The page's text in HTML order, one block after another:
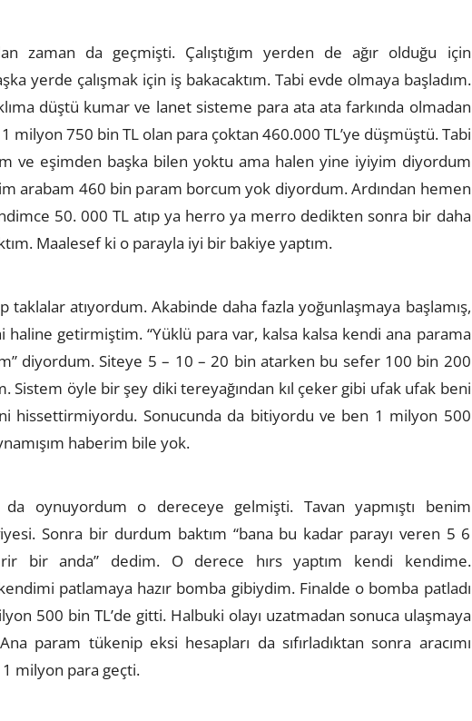
zaman da geçmişti. Çalıştığım yerden de ağır olduğu için
yerde çalışmak için iş bakacaktım. Tabi evde olmaya başladım.
düştü kumar ve lanet sisteme para ata ata farkında olmadan
milyon 750 bin TL olan para çoktan 460.000 TL’ye düşmüştü. Tabi
ve eşimden başka bilen yoktu ama halen yine iyiyim diyordum
arabam 460 bin param borcum yok diyordum. Ardından hemen
50. 000 TL atıp ya herro ya merro dedikten sonra bir daha
Maalesef ki o parayla iyi bir bakiye yaptım.
taklalar atıyordum. Akabinde daha fazla yoğunlaşmaya başlamış,
haline getirmiştim. “Yüklü para var, kalsa kalsa kendi ana parama
diyordum. Siteye 5 – 10 – 20 bin atarken bu sefer 100 bin 200
Sistem öyle bir şey diki tereyağından kıl çeker gibi ufak ufak beni
hissettirmiyordu. Sonucunda da bitiyordu ve ben 1 milyon 500
haberim bile yok.
da oynuyordum o dereceye gelmişti. Tavan yapmıştı benim
Sonra bir durdum baktım “bana bu kadar parayı veren 5 6
bir anda” dedim. O derece hırs yaptım kendi kendime.
patlamaya hazır bomba gibiydim. Finalde o bomba patladı
500 bin TL’de gitti. Halbuki olayı uzatmadan sonuca ulaşmaya
Ana param tükenip eksi hesapları da sıfırladıktan sonra aracımı
1 milyon para geçti.